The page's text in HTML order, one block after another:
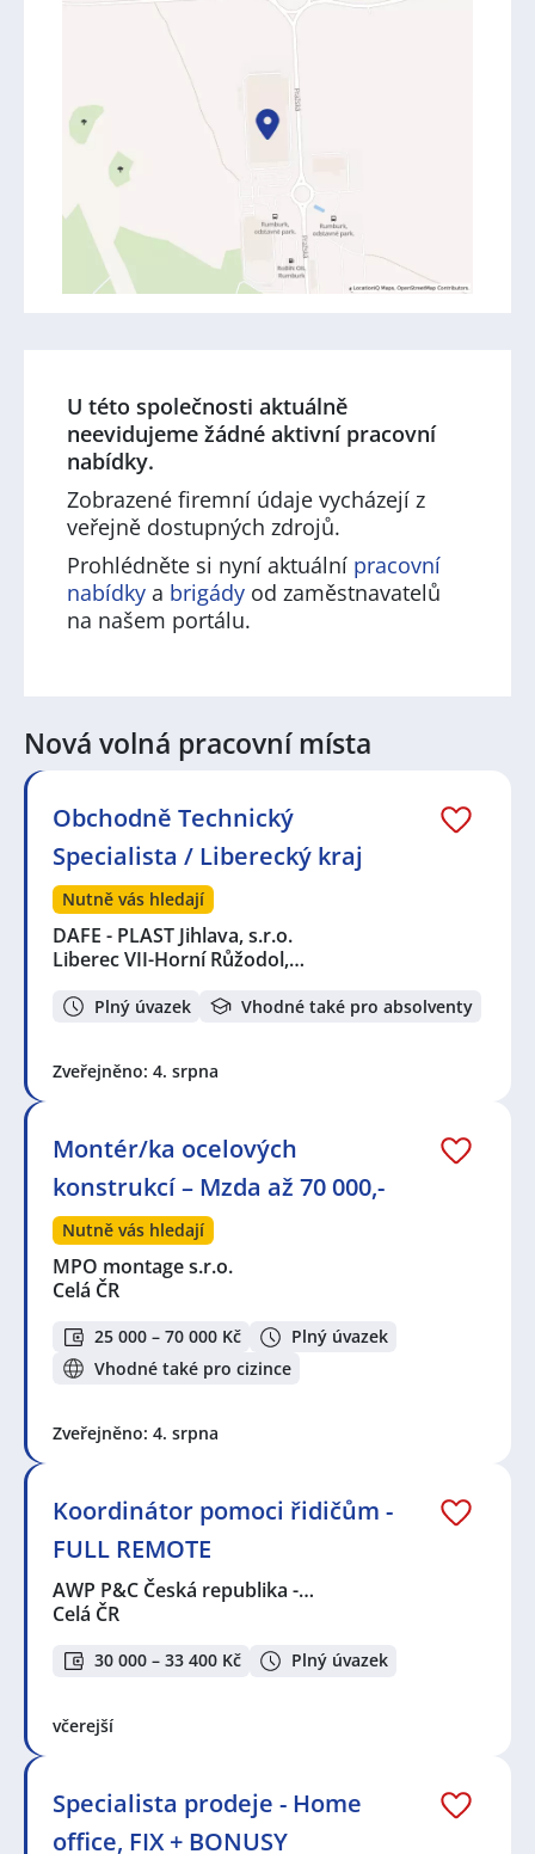
U této společnosti aktuálně
neevidujeme žádné aktivní pracovní
nabídky.
Zobrazené firemní údaje vycházejí z
veřejně dostupných zdrojů.
Prohlédněte si nyní aktuální pracovní
nabídky a brigády od zaměstnavatelů
na našem portálu.
Nová volná pracovní místa
Obchodně Technický
Specialista / Liberecký kraj
Nutně vás hledají
DAFE - PLAST Jihlava, s.r.o.
Liberec VII-Horní Růžodol,…
Plný úvazek Vhodné také pro absolventy
Zveřejněno: 4. srpna
Montér/ka ocelových
konstrukcí – Mzda až 70 000,-
Nutně vás hledají
MPO montage s.r.o.
Celá ČR
25 000 – 70 000 Kč
Plný úvazek
Vhodné také pro cizince
Zveřejněno: 4. srpna
Koordinátor pomoci řidičům -
FULL REMOTE
AWP P&C Česká republika -…
Celá ČR
30 000 – 33 400 Kč Plný úvazek
včerejší
Specialista prodeje - Home
office, FIX + BONUSY